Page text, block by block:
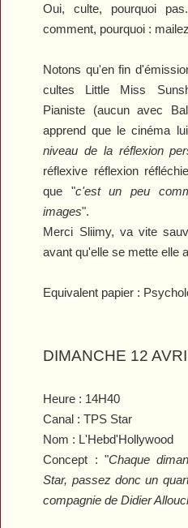
Oui, culte, pourquoi
comment, pourquoi :
Notons qu'en fin
cultes Little Miss
Pianiste (aucun avec
apprend que le cinéma
niveau de la réflexion
réflexive réflexion
que "c'est un peu
images".
Merci Sliimy, va vite
avant qu'elle se mette elle
Equivalent papier :
DIMANCHE 12
Heure : 14H40
Canal :TPS Star
Nom : L'Hebd'Hollywood
Concept : "Chaque
Star, passez donc un
compagnie de Didier